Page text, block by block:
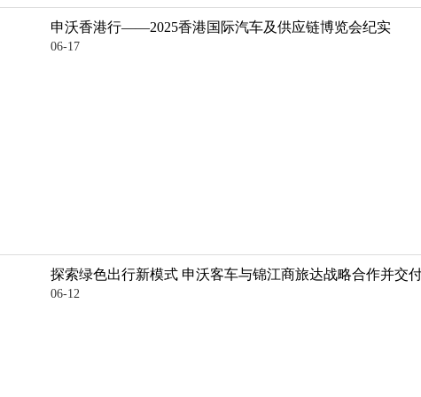
申沃香港行——2025香港国际汽车及供应链博览会纪实
06-17
探索绿色出行新模式 申沃客车与锦江商旅达战略合作并交
06-12